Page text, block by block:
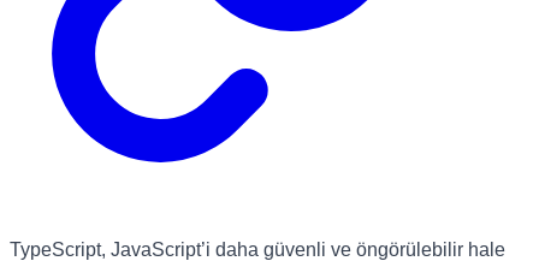
TypeScript, JavaScript’i daha güvenli ve öngörülebilir hale